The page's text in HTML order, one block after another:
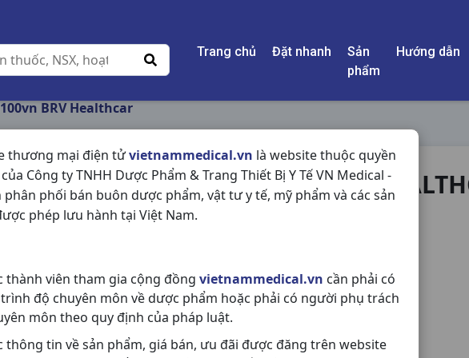
Trang chủ Đặt nhanh
Sản
phẩm
Hướng dẫn
thương mại điện tửvietnammedical.vn là website thuộc quyền
Công ty TNHH Dược Phẩm & Trang Thiết Bị Y Tế VN Medical -
phân phối bán buôn dược phẩm, vật tư y tế, mỹ phẩm và các sản
phép lưu hành tại Việt Nam.
thành viên tham gia cộng đồng vietnammedical.vn cần phải có
độ chuyên môn về dược phẩm hoặc phải có người phụ trách
môn theo quy định của pháp luật.
thông tin về sản phẩm, giá bán, ưu đãi được đăng trên website
BRV Healthcar
BIVIFLU H100VN BRV
NSX:BRV Healthcar
Chia sẻ qua mạng xã hội: